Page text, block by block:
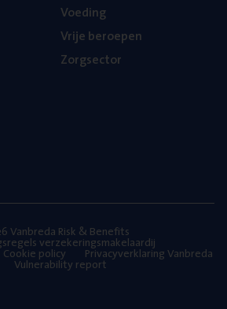
Voe­ding
Vrije beroe­pen
Zorg­sec­tor
Vanbreda Risk & Benefits
verzekeringsmakelaardij
Cookie policy Privacyverklaring Vanbreda
Vulnerability report